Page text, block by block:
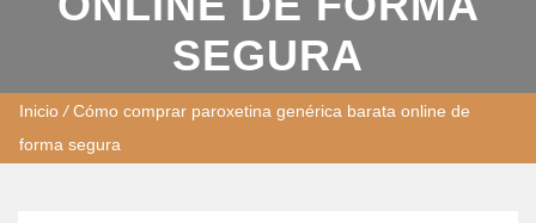
SEGURA
Inicio /Cómo comprar paroxetina genérica barata online de
forma segura